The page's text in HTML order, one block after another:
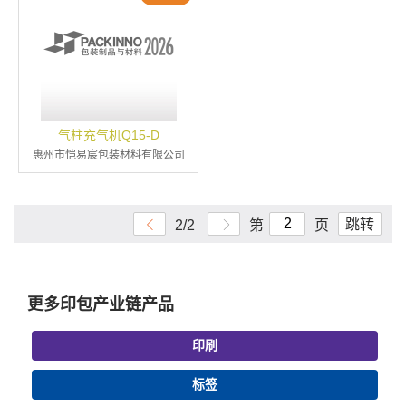
气柱充气机Q15-D
惠州市恺易宸包装材料有限公司
2/2 第 页 跳转
更多印包产业链产品
印刷
标签